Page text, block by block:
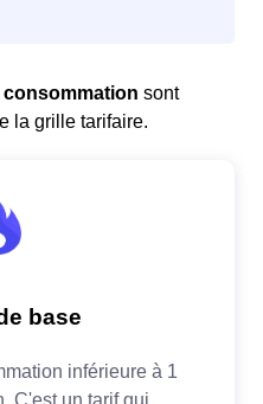
sont
la grille tarifaire.